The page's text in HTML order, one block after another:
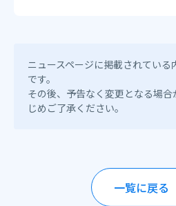
ニュースページに掲載されてい
です。
その後、予告なく変更となる場
じめご了承ください。
一覧に戻る